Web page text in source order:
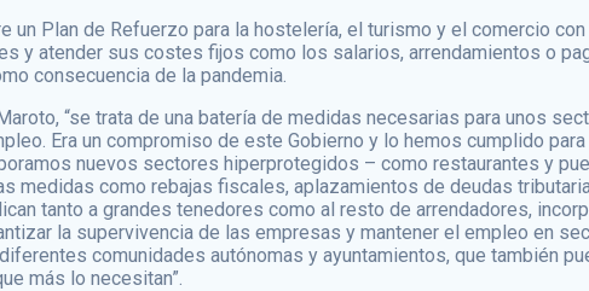
Plan de Refuerzo para la hostelería, el turismo y el comercio
y atender sus costes fijos como los salarios, arrendamientos o
consecuencia de la pandemia.
“se trata de una batería de medidas necesarias para unos
Era un compromiso de este Gobierno y lo hemos cumplido
nuevos sectores hiperprotegidos – como restaurantes y
medidas como rebajas fiscales, aplazamientos de deudas
tanto a grandes tenedores como al resto de arrendadores,
la supervivencia de las empresas y mantener el empleo en
comunidades autónomas y ayuntamientos, que también
más lo necesitan”.